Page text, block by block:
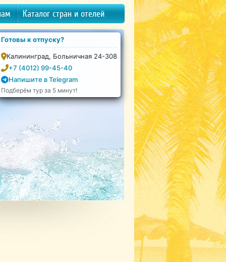
Готовы к отпуску?
Калининград, Больничная 24-308
+7 (4012) 99-45-40
Напишите в Telegram
Подберём тур за 5 минут!
Каталог стран и отелей